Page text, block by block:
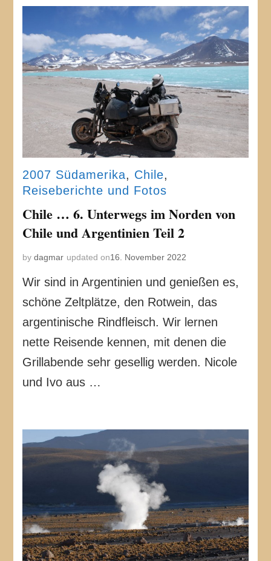
2007 Südamerika, Chile,
Reiseberichte und Fotos
Chile … 6. Unterwegs im Norden von
Chile und Argentinien Teil 2
bydagmar updated on16. November 2022
Wir sind in Argentinien und genießen es,
schöne Zeltplätze, den Rotwein, das
argentinische Rindfleisch. Wir lernen
nette Reisende kennen, mit denen die
Grillabende sehr gesellig werden. Nicole
und Ivo aus …